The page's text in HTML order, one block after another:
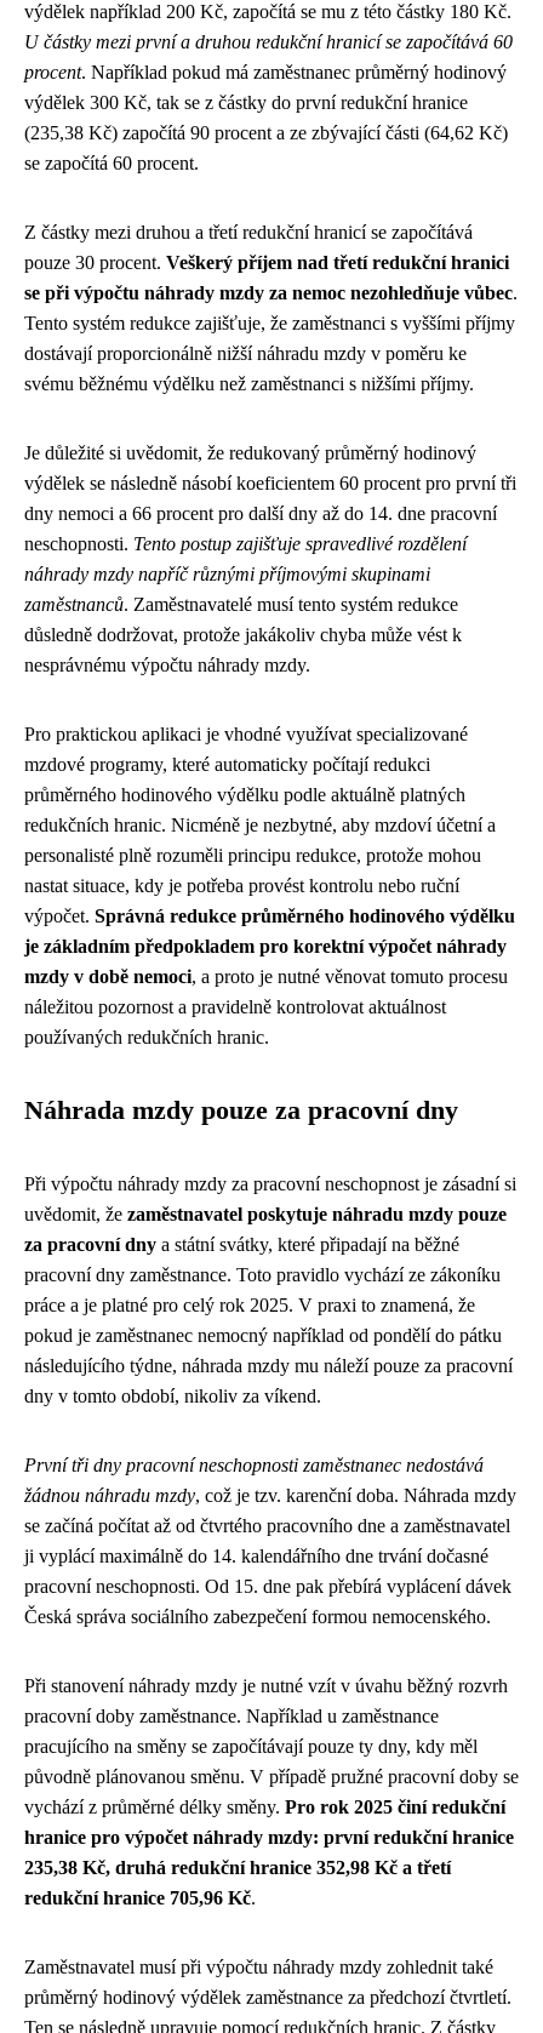
výdělek například 200 Kč, započítá se mu z této částky 180 Kč.
U částky mezi první a druhou redukční hranicí se započítává 60
procent. Například pokud má zaměstnanec průměrný hodinový
výdělek 300 Kč, tak se z částky do první redukční hranice
(235,38 Kč) započítá 90 procent a ze zbývající části (64,62 Kč)
se započítá 60 procent.
Z částky mezi druhou a třetí redukční hranicí se započítává
pouze 30 procent. Veškerý příjem nad třetí redukční hranici
se při výpočtu náhrady mzdy za nemoc nezohledňuje vůbec.
Tento systém redukce zajišťuje, že zaměstnanci s vyššími příjmy
dostávají proporcionálně nižší náhradu mzdy v poměru ke
svému běžnému výdělku než zaměstnanci s nižšími příjmy.
Je důležité si uvědomit, že redukovaný průměrný hodinový
výdělek se následně násobí koeficientem 60 procent pro první tři
dny nemoci a 66 procent pro další dny až do 14. dne pracovní
neschopnosti. Tento postup zajišťuje spravedlivé rozdělení
náhrady mzdy napříč různými příjmovými skupinami
zaměstnanců. Zaměstnavatelé musí tento systém redukce
důsledně dodržovat, protože jakákoliv chyba může vést k
nesprávnému výpočtu náhrady mzdy.
Pro praktickou aplikaci je vhodné využívat specializované
mzdové programy, které automaticky počítají redukci
průměrného hodinového výdělku podle aktuálně platných
redukčních hranic. Nicméně je nezbytné, aby mzdoví účetní a
personalisté plně rozuměli principu redukce, protože mohou
nastat situace, kdy je potřeba provést kontrolu nebo ruční
výpočet. Správná redukce průměrného hodinového výdělku
je základním předpokladem pro korektní výpočet náhrady
mzdy v době nemoci, a proto je nutné věnovat tomuto procesu
náležitou pozornost a pravidelně kontrolovat aktuálnost
používaných redukčních hranic.
Náhrada mzdy pouze za pracovní dny
Při výpočtu náhrady mzdy za pracovní neschopnost je zásadní si
uvědomit, že zaměstnavatel poskytuje náhradu mzdy pouze
za pracovní dny a státní svátky, které připadají na běžné
pracovní dny zaměstnance. Toto pravidlo vychází ze zákoníku
práce a je platné pro celý rok 2025. V praxi to znamená, že
pokud je zaměstnanec nemocný například od pondělí do pátku
následujícího týdne, náhrada mzdy mu náleží pouze za pracovní
dny v tomto období, nikoliv za víkend.
První tři dny pracovní neschopnosti zaměstnanec nedostává
žádnou náhradu mzdy, což je tzv. karenční doba. Náhrada mzdy
se začíná počítat až od čtvrtého pracovního dne a zaměstnavatel
ji vyplácí maximálně do 14. kalendářního dne trvání dočasné
pracovní neschopnosti. Od 15. dne pak přebírá vyplácení dávek
Česká správa sociálního zabezpečení formou nemocenského.
Při stanovení náhrady mzdy je nutné vzít v úvahu běžný rozvrh
pracovní doby zaměstnance. Například u zaměstnance
pracujícího na směny se započítávají pouze ty dny, kdy měl
původně plánovanou směnu. V případě pružné pracovní doby se
vychází z průměrné délky směny. Pro rok 2025 činí redukční
hranice pro výpočet náhrady mzdy: první redukční hranice
235,38 Kč, druhá redukční hranice 352,98 Kč a třetí
redukční hranice 705,96 Kč.
Zaměstnavatel musí při výpočtu náhrady mzdy zohlednit také
průměrný hodinový výdělek zaměstnance za předchozí čtvrtletí.
Ten se následně upravuje pomocí redukčních hranic. Z částky